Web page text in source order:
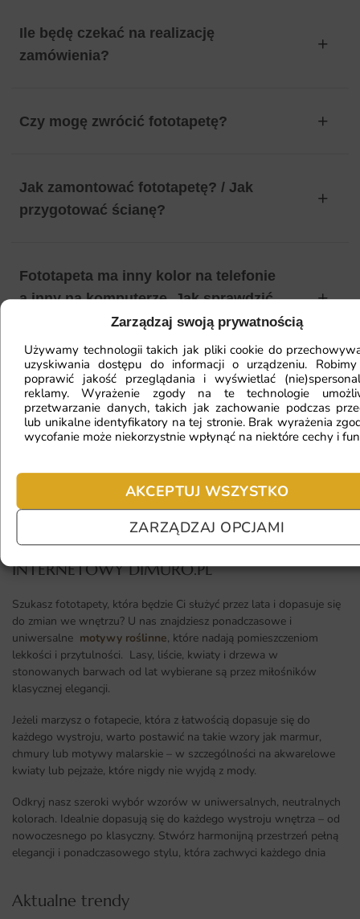
Zarządzaj swoją prywatnością
Używamy technologii takich jak pliki cookie do
uzyskiwania dostępu do informacji o urządzeniu.
poprawić jakość przeglądania i wyświetlać
reklamy. Wyrażenie zgody na te technologie
przetwarzanie danych, takich jak zachowanie podczas
lub unikalne identyfikatory na tej stronie. Brak wyrażenia
wycofanie może niekorzystnie wpłynąć na niektóre cechy i
AKCEPTUJ WSZYSTKO
ZARZĄDZAJ OPCJAMI
Ile będę czekać na realizację
zamówienia?
Czy mogę zwrócić fototapetę?
Jak zamontować fototapetę? / Jak
przygotować ścianę?
Fototapeta ma inny kolor na telefonie
a inny na komputerze. Jak sprawdzić
Jaki materiał wybrać?
PONADCZASOWE FOTOTAPETY - SKLEP
INTERNETOWY DIMURO.PL​
Szukasz fototapety, która będzie Ci służyć przez lata i dopasuje się
do zmian we wnętrzu? U nas znajdziesz ponadczasowe i
uniwersalne motywy roślinne, które nadają pomieszczeniom
lekkości i przytulności. Lasy, liście, kwiaty i drzewa w
stonowanych barwach od lat wybierane są przez miłośników
klasycznej elegancji.
Jeżeli marzysz o fotapecie, która z łatwością dopasuje się do
każdego wystroju, warto postawić na takie wzory jak marmur,
chmury lub motywy malarskie – w szczególności na akwarelowe
kwiaty lub pejzaże, które nigdy nie wyjdą z mody.
Odkryj nasz szeroki wybór wzorów w uniwersalnych, neutralnych
kolorach. Idealnie dopasują się do każdego wystroju wnętrza – od
nowoczesnego po klasyczny. Stwórz harmonijną przestrzeń pełną
elegancji i ponadczasowego stylu, która zachwyci każdego dnia
Aktualne trendy​